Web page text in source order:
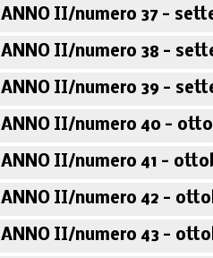
ANNO II/numero 37 -
ANNO II/numero 38 -
ANNO II/numero 39 -
ANNO II/numero 40 -
ANNO II/numero 41 -
ANNO II/numero 42 -
ANNO II/numero 43 -